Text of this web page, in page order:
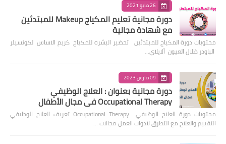
26 مايو 2021
دورة مجانية تعليم المكياج Makeup للمبتدئين
مع شهادة مجانية
محتويات دورة المكياج للمبتدئين تحضير البشره للمكياج كريم الاساس لكونسيلر
الباودر ظلال العيون ألايلاي…
09 مارس 2023
دورة مجانية بعنوان : العلاج الوظيفي
Occupational Therapy في مجال الأطفال
محتويات دورة العلاج الوظيفي Occupational Therapy تعريف العلاج الوظيفي
التقييم والعلاج مع التطرق لادوات العمل مجالات …